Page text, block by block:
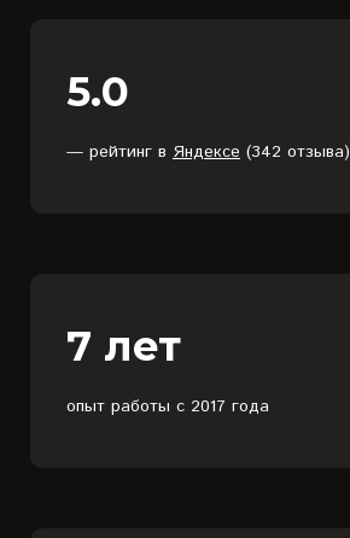
5.0
— рейтинг в Яндексе (342 отзыва)
7 лет
опыт работы с 2017 года